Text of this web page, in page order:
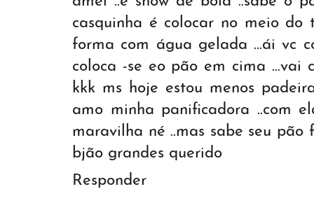
casquinha é colocar no meio
forma com água gelada ...ái vc
coloca -se eo pão em cima ...vai
kkk ms hoje estou menos
amo minha panificadora ..com
maravilha né ..mas sabe seu pão
bjão grandes querido
Responder